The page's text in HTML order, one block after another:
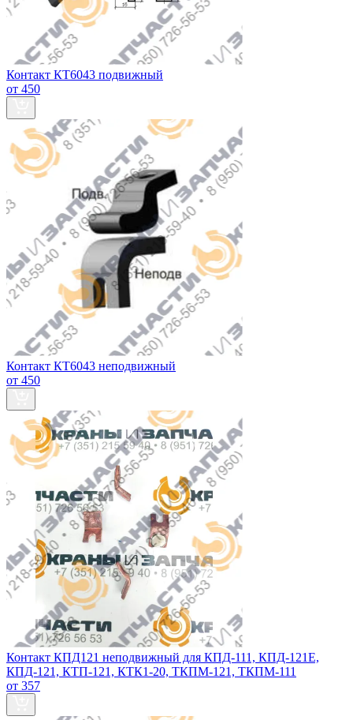
Контакт КТ6043 подвижный
от 450
Контакт КТ6043 неподвижный
от 450
Контакт КПД121 неподвижный для КПД-111, КПД-121Е,
КПД-121, КТП-121, КТК1-20, ТКПМ-121, ТКПМ-111
от 357